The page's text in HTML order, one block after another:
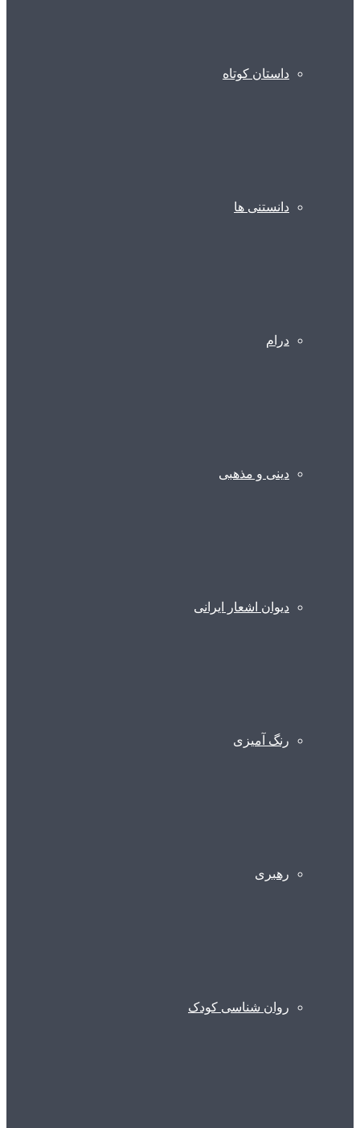
داستان کوتاه
دانستنی ها
درام
دینی و مذهبی
دیوان اشعار ایرانی
رنگ آمیزی
رهبری
روان شناسی کودک